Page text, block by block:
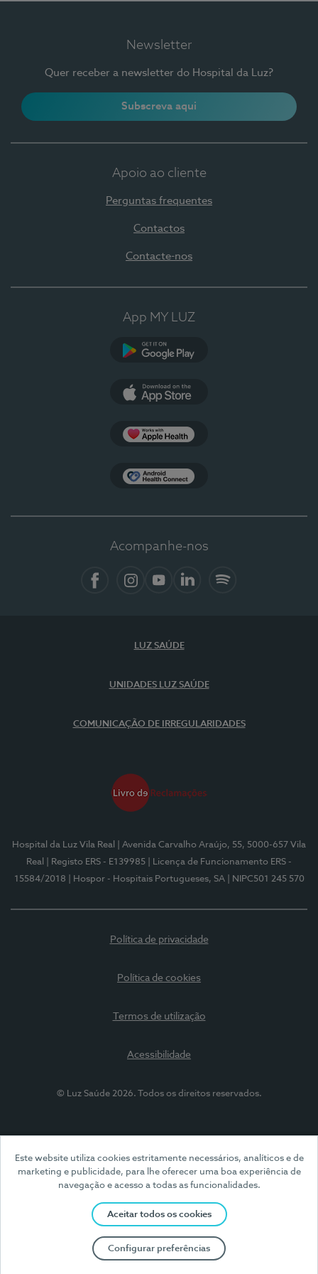
Este website utiliza cookies estritamente necessários, analíticos e de
marketing e publicidade, para lhe oferecer uma boa experiência de
navegação e acesso a todas as funcionalidades.
Aceitar todos os cookies
Configurar preferências
Newsletter
Quer receber a newsletter do Hospital da Luz?
Subscreva aqui
Apoio ao cliente
Perguntas frequentes
Contactos
Contacte-nos
App MY LUZ
Acompanhe-nos
LUZ SAÚDE
UNIDADES LUZ SAÚDE
COMUNICAÇÃO DE IRREGULARIDADES
Hospital da Luz Vila Real
| Avenida Carvalho Araújo, 55, 5000-657 Vila
Real
| Registo ERS - E139985
| Licença de Funcionamento ERS -
15584/2018
| Hospor - Hospitais Portugueses, SA | NIPC501 245 570
Política de privacidade
Política de cookies
Termos de utilização
Acessibilidade
© Luz Saúde 2026. Todos os direitos reservados.